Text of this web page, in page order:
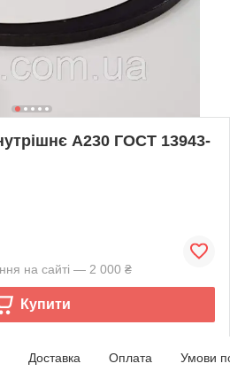
А230 ГОСТ 13943-
на сайті — 2 000 ₴
Купити
Доставка Оплата Умови